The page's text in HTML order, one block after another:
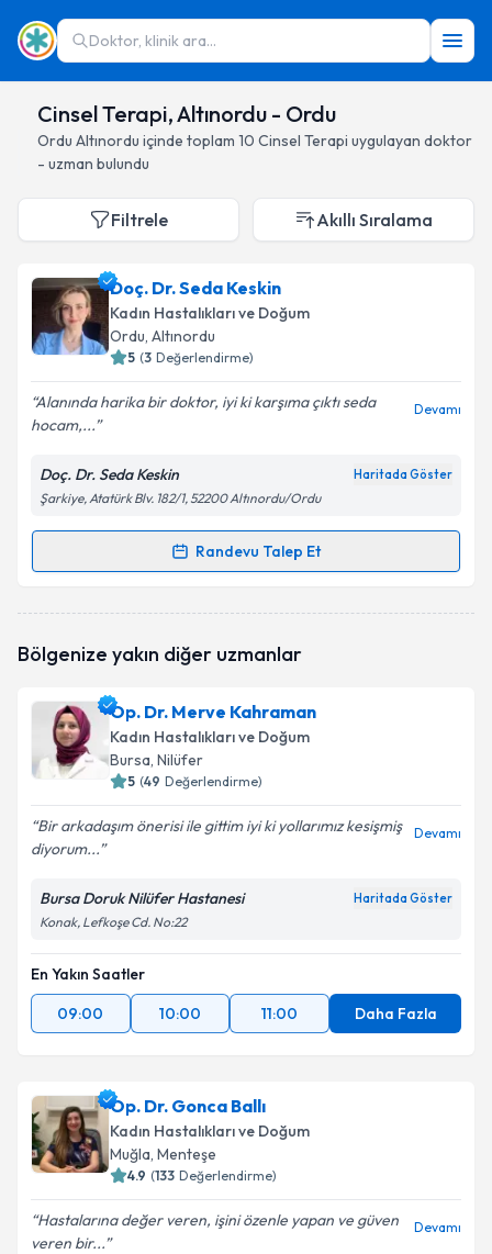
Doktor, klinik ara...
Cinsel Terapi, Altınordu - Ordu
Ordu Altınordu içinde toplam 10 Cinsel Terapi uygulayan doktor
- uzman bulundu
Filtrele Akıllı Sıralama
Doç. Dr. Seda Keskin
Kadın Hastalıkları ve Doğum
Ordu, Altınordu
5 (3 Değerlendirme)
Alanında harika bir doktor, iyi ki karşıma çıktı seda
hocam,...
Devamı
Doç. Dr. Seda Keskin Haritada Göster
Şarkiye, Atatürk Blv. 182/1, 52200 Altınordu/Ordu
Randevu Talep Et
Randevu Takvimi Talebi
oluşturun. Size bu uzmandan randevu almanız için bir
E-posta Adresiniz
Kişisel verilerimin işlenmesine ilişkinAydınlatma
Bölgenize yakın diğer uzmanlar
Op. Dr. Merve Kahraman
Kadın Hastalıkları ve Doğum
Bursa, Nilüfer
5 (49 Değerlendirme)
Bir arkadaşım önerisi ile gittim iyi ki yollarımız kesişmiş
diyorum...
Devamı
Bursa Doruk Nilüfer Hastanesi Haritada Göster
Konak, Lefkoşe Cd. No:22
En Yakın Saatler
09:00
10:00 11:00 Daha Fazla
Op. Dr. Gonca Ballı
Kadın Hastalıkları ve Doğum
Muğla, Menteşe
4.9 (133 Değerlendirme)
Hastalarına değer veren, işini özenle yapan ve güven
veren bir...
Devamı